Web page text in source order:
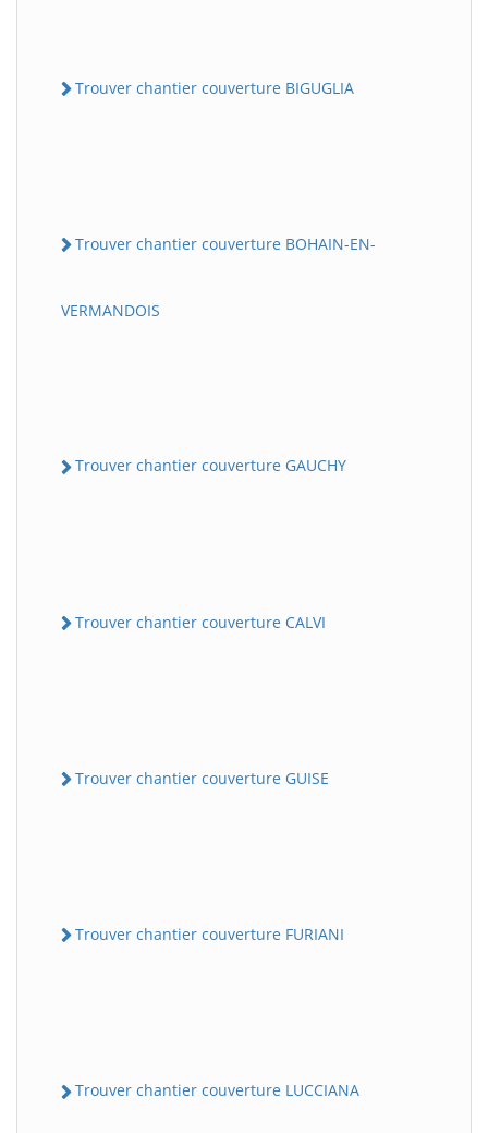
Trouver chantier couverture BIGUGLIA
Trouver chantier couverture BOHAIN-EN-
VERMANDOIS
Trouver chantier couverture GAUCHY
Trouver chantier couverture CALVI
Trouver chantier couverture GUISE
Trouver chantier couverture FURIANI
Trouver chantier couverture LUCCIANA